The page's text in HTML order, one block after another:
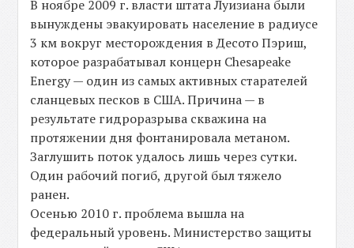
В ноябре 2009 г. власти штата Луизиана были
вынуждены эвакуировать население в радиусе
3 км вокруг месторождения в Десото Пэриш,
которое разрабатывал концерн Chesapeake
Energy — один из самых активных старателей
сланцевых песков в США. Причина — в
результате гидроразрыва скважина на
протяжении дня фонтанировала метаном.
Заглушить поток удалось лишь через сутки.
Один рабочий погиб, другой был тяжело
ранен.
Осенью 2010 г. проблема вышла на
федеральный уровень. Министерство защиты